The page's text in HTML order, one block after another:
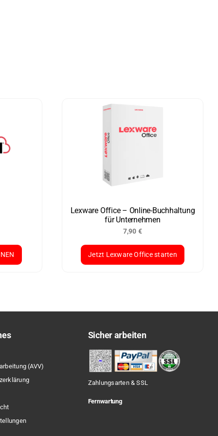
Lexware Office – Online-Buchhaltung
für Unternehmen
7,90 €
Jetzt Lexware Office starten
(AVV)
Sicher arbeiten
Zahlungsarten & SSL
Fernwartung